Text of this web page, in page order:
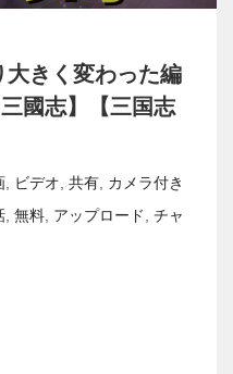
大きく変わった編
國志】【三国志
ビデオ 共有 カメラ付き
無料 アップロード
チャ